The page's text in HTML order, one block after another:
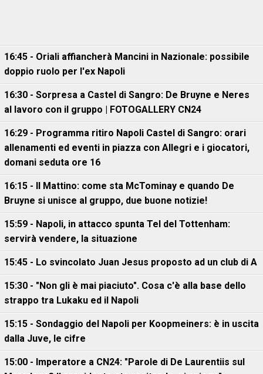
16:45 - Oriali affiancherà Mancini in Nazionale: possibile
doppio ruolo per l'ex Napoli
16:30 - Sorpresa a Castel di Sangro: De Bruyne e Neres
al lavoro con il gruppo | FOTOGALLERY CN24
16:29 - Programma ritiro Napoli Castel di Sangro: orari
allenamenti ed eventi in piazza con Allegri e i giocatori,
domani seduta ore 16
16:15 - Il Mattino: come sta McTominay e quando De
Bruyne si unisce al gruppo, due buone notizie!
15:59 - Napoli, in attacco spunta Tel del Tottenham:
servirà vendere, la situazione
15:45 - Lo svincolato Juan Jesus proposto ad un club di A
15:30 - "Non gli è mai piaciuto". Cosa c'è alla base dello
strappo tra Lukaku ed il Napoli
15:15 - Sondaggio del Napoli per Koopmeiners: è in uscita
dalla Juve, le cifre
15:00 - Imperatore a CN24: "Parole di De Laurentiis sul